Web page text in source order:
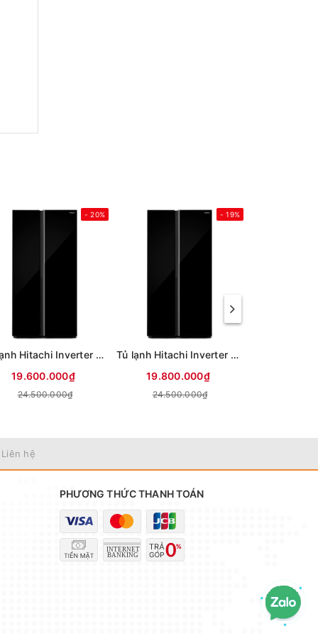
- 20%
Tủ lạnh Hitachi Inverter 653 lít Side By Side HRSN9713ESAUVN (Mới 2026)
19.600.000₫
24.500.000₫
- 19%
Tủ lạnh Hitachi Inverter 656 lít Side By Side HRSN9713ESUVN (Mới 2026)
19.800.000₫
24.500.000₫
hệ
PHƯƠNG THỨC THANH TOÁN